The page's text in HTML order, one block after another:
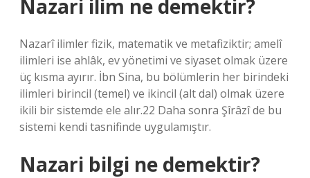
Nazari ilim ne demektir?
Nazarî ilimler fizik, matematik ve metafiziktir; amelî
ilimleri ise ahlâk, ev yönetimi ve siyaset olmak üzere
üç kısma ayırır. İbn Sina, bu bölümlerin her birindeki
ilimleri birincil (temel) ve ikincil (alt dal) olmak üzere
ikili bir sistemde ele alır.22 Daha sonra Şîrâzî de bu
sistemi kendi tasnifinde uygulamıştır.
Nazari bilgi ne demektir?